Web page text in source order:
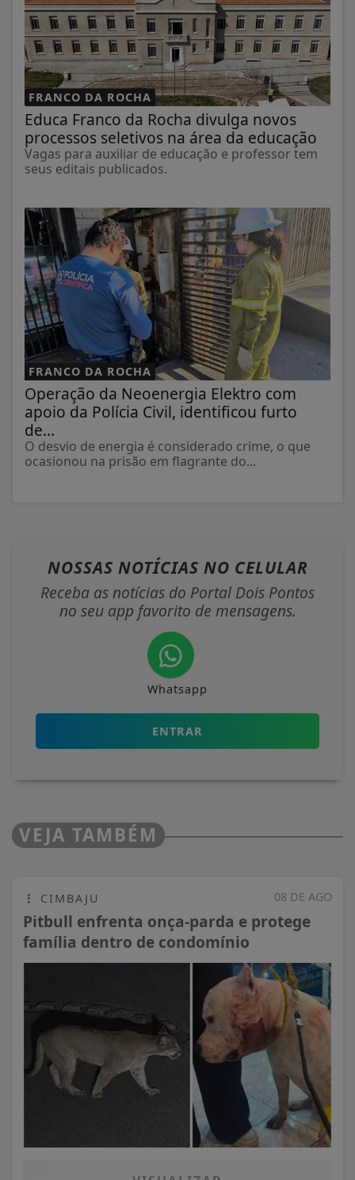
FRANCO DA ROCHA
Educa Franco da Rocha divulga novos
processos seletivos na área da educação
Vagas para auxiliar de educação e professor tem
seus editais publicados.
FRANCO DA ROCHA
Operação da Neoenergia Elektro com
apoio da Polícia Civil, identificou furto
de...
O desvio de energia é considerado crime, o que
ocasionou na prisão em flagrante do...
NOSSAS NOTÍCIAS NO CELULAR
Receba as notícias do Portal Dois Pontos
no seu app favorito de mensagens.
Whatsapp
ENTRAR
VEJA TAMBÉM
08 DE AGO
CIMBAJU
Pitbull enfrenta onça-parda e protege
família dentro de condomínio